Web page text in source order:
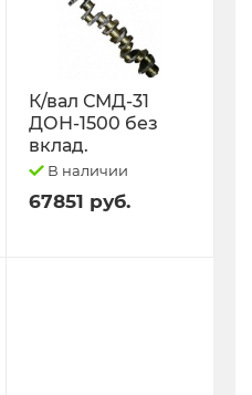
К/вал СМД-31
ДОН-1500 без
вклад.
В наличии
67851 руб.